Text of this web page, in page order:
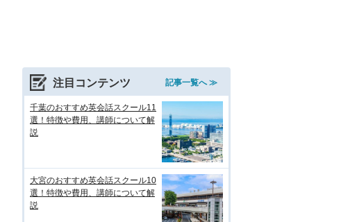
注目コンテンツ 記事一覧へ ≫
千葉のおすすめ英会話スクール11
選！特徴や費用、講師について解
説
大宮のおすすめ英会話スクール10
選！特徴や費用、講師について解
説